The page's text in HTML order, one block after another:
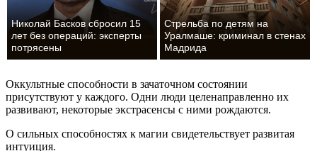
Николай Басков сбросил 15
лет без операций: эксперты
потрясены
Стрельба по детям на
Уралмаше: криминал в стенах
Мадрида
Оккультные способности в зачаточном состоянии
присутствуют у каждого. Одни люди целенаправленно их
развивают, некоторые экстрасенсы с ними рождаются.
О сильных способностях к магии свидетельствует развитая
интуиция.